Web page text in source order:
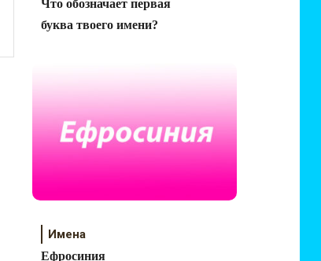
Что обозначает первая
буква твоего имени?
Имена
Ефросиния